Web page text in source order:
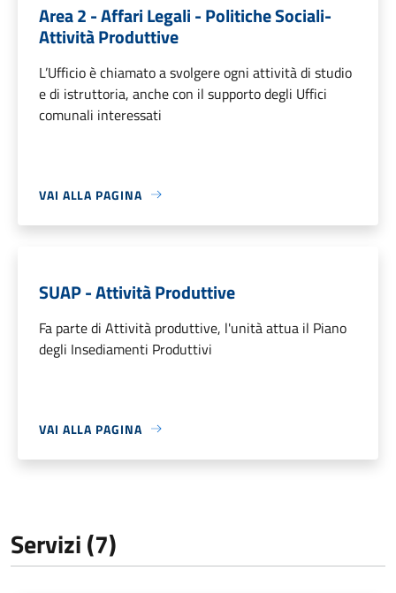
Area 2 - Affari Legali - Politiche Sociali-
Attività Produttive
L’Ufficio è chiamato a svolgere ogni attività di studio
e di istruttoria, anche con il supporto degli Uffici
comunali interessati
VAI ALLA PAGINA
SUAP - Attività Produttive
Fa parte di Attività produttive, l'unità attua il Piano
degli Insediamenti Produttivi
VAI ALLA PAGINA
Servizi (7)